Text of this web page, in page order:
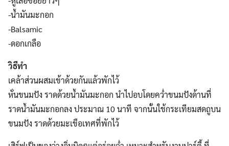
Search
-น้ำมันมะกอก
-Balsamic
-ดอกเกลือ
วิธีทำ
เคล้าส่วนผสมเข้าด้วยกันแล้วพักไว้
หั่นขนมปัง ราดด้วยน้ำมันมะกอก นำไปอบโดยคว่ำขนมปังด้านที่
ราดน้ำมันมะกอกลง ประมาณ 10 นาที จากนั้นใช้กระเทียมสดถูบน
ขนมปัง ราดด้วยมะเขือเทศที่พักไว้